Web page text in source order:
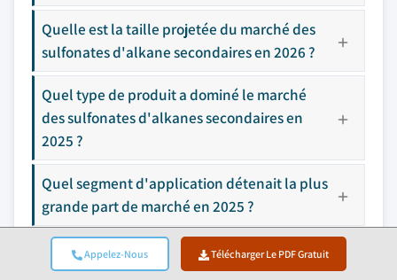
Appelez-Nous Télécharger Le PDF Gratuit
Quelle est la taille projetée du marché des
sulfonates d'alkane secondaires en 2026 ?
Quel type de produit a dominé le marché
des sulfonates d'alkanes secondaires en
2025 ?
Quel segment d'application détenait la plus
grande part de marché en 2025 ?
Quelle région devrait connaître une
croissance significative sur le marché des